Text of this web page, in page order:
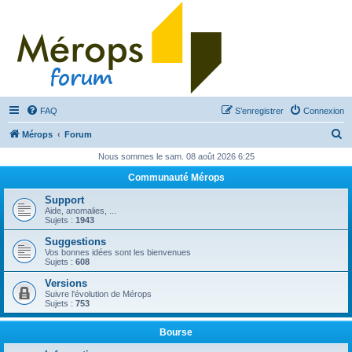
FAQ Connexion
S’enregistrer
Mérops Forum
h
r
Nous sommes le sam. 08 août 2026 6:25
Communauté Mérops
Support
Aide, anomalies, ...
Sujets : 1943
Suggestions
Vos bonnes idées sont les bienvenues
Sujets : 608
Versions
Suivre l'évolution de Mérops
Sujets : 753
Bourse